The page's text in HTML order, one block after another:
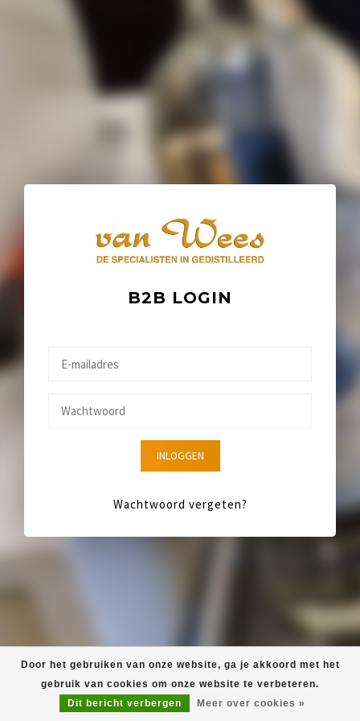
B2B LOGIN
INLOGGEN
Wachtwoord vergeten?
Door het gebruiken van onze website, ga je akkoord met het
gebruik van cookies om onze website te verbeteren.
Dit bericht verbergen
Meer over cookies »